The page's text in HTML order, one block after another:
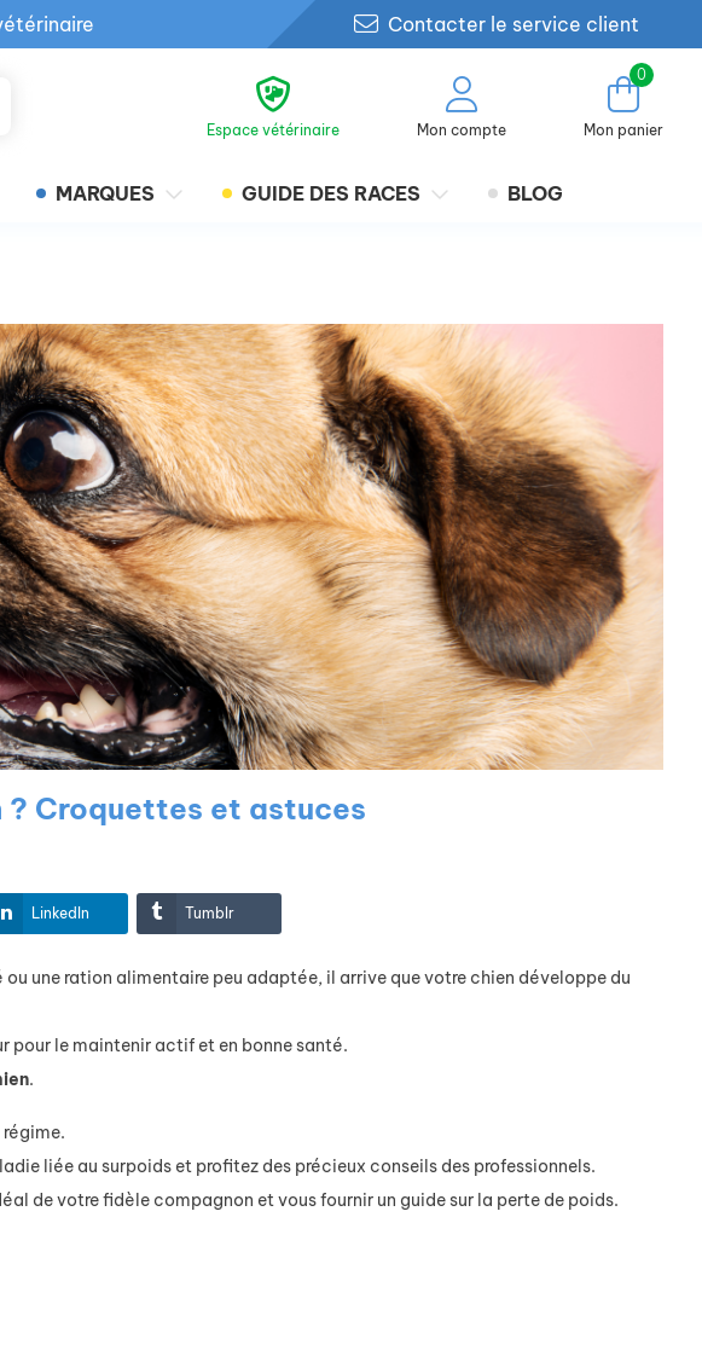
Contacter le service client
Espace vétérinaire Mon compte
0
Mon panier
MARQUES GUIDE DES RACES BLOG
Croquettes et astuces
LinkedIn Tumblr
une ration alimentaire peu adaptée, il arrive que votre chien développe du
pour le maintenir actif et en bonne santé.
.
liée au surpoids et profitez des précieux conseils des professionnels.
de votre fidèle compagnon et vous fournir un guide sur la perte de poids.